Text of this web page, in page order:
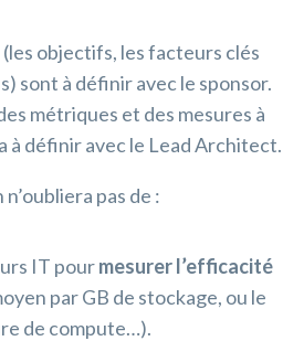
objectifs, les facteurs clés
sont à définir avec le sponsor.
métriques et des mesures à
à définir avec le Lead Architect.
pas de :
IT pourmesurer l’efficacité
par GB de stockage, ou le
de compute…).